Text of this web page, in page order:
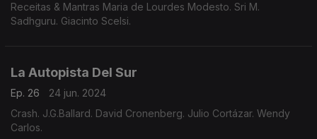
Receitas & Mantras Maria de Lourdes Modesto. Sri M.
Sadhguru. Giacinto Scelsi.
La Autopista Del Sur
Ep. 26
24 jun. 2024
Crash. J.G.Ballard. David Cronenberg. Julio Cortázar. Wendy
Carlos.